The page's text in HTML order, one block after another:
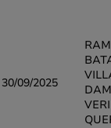
30/09/2025